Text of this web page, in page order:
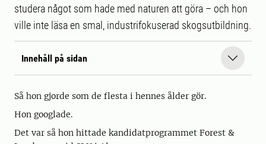
studera något som hade med naturen att göra – och hon
ville inte läsa en smal, industrifokuserad skogsutbildning.
Innehåll på sidan
Så hon gjorde som de flesta i hennes ålder gör.
Hon googlade.
Det var så hon hittade kandidatprogrammet Forest &